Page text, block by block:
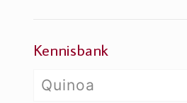
Kennisbank
Quinoa